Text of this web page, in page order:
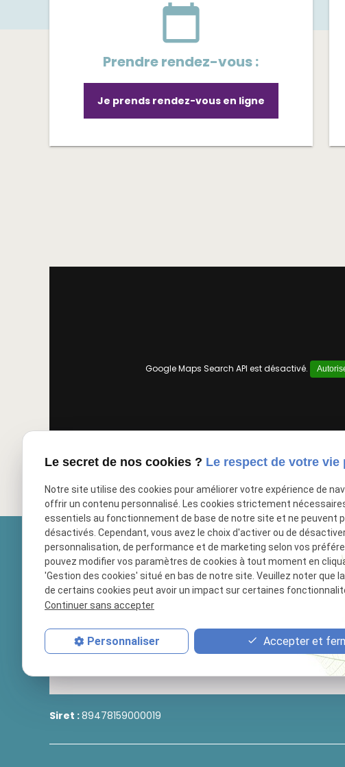
calendar_today
Prendre rendez-vous :
Je prends rendez-vous en ligne
Google Maps Search API est désactivé.
Siret :89478159000019
Le secret de nos cookies ? Le respect de votre vie
Notre site utilise des cookies pour améliorer votre expérience de
offrir un contenu personnalisé. Les cookies strictement
essentiels au fonctionnement de base de notre site et ne peuvent
désactivés. Cependant, vous avez le choix d'activer ou de
personnalisation, de performance et de marketing selon vos
pouvez modifier vos paramètres de cookies à tout moment en
'Gestion des cookies' situé en bas de notre site. Veuillez noter que
de certains cookies peut avoir un impact sur certaines
Continuer sans accepter
Personnaliser Accepter et